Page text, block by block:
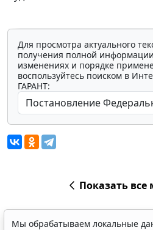
Для просмотра актуального
получения полной
изменениях и порядке
воспользуйтесь поиском в
ГАРАНТ:
Показать
Мы обрабатываем локальные